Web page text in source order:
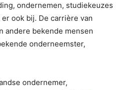
ondernemen, studiekeuzes
ook bij. De carrière van
andere bekende mensen
onderneemster,
ondernemer,